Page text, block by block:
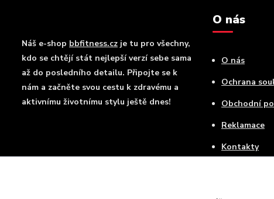
Náš e-shop bbfitness.cz je tu pro všechny,
kdo se chtějí stát nejlepší verzí sebe sama
až do posledního detailu. Připojte se k
nám a začněte svou cestu k zdravému a
aktivnímu životnímu stylu ještě dnes!
O nás
O nás
Ochrana
Obchodní
Reklamace
Kontakty